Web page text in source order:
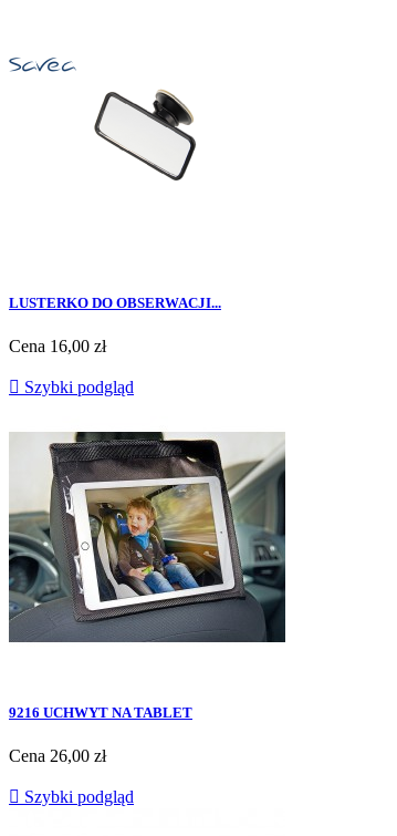
LUSTERKO DO OBSERWACJI...
Cena 16,00 zł
 Szybki podgląd
9216 UCHWYT NA TABLET
Cena 26,00 zł
 Szybki podgląd